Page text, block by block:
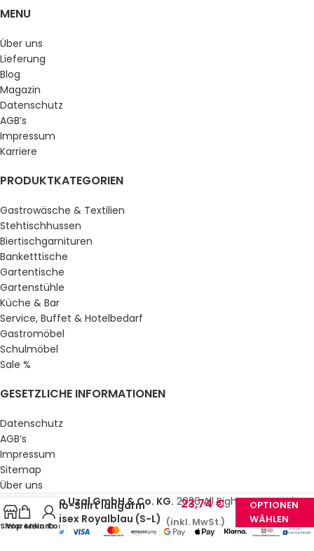
MENU
Über uns
Lieferung
Blog
Magazin
Datenschutz
AGB’s
Impressum
Karriere
PRODUKTKATEGORIEN
Gastrowäsche & Textilien
Stehtischhussen
Biertischgarnituren
Banketttische
Gartentische
Gartenstühle
Küche & Bar
Service, Buffet & Hotelbedarf
Gastromöbel
Schulmöbel
Sale %
GESETZLICHE INFORMATIONEN
Datenschutz
AGB’s
Impressum
Sitemap
Über uns
© Gastro Uzal GmbH & Co. KG. 2026 All Rights Reserved.
Shop
Warenkorb
Mein Konto
Polo-Shirt langarm
Unisex Royalblau (S-L)
23,74€
(inkl. MwSt.)
OPTIONEN
WÄHLEN